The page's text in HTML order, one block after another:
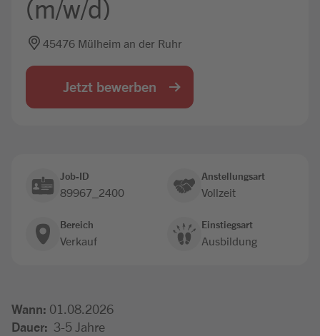
(m/w/d)
45476 Mülheim an der Ruhr
Jetzt bewerben
Job-ID
89967_2400
Anstellungsart
Vollzeit
Bereich
Verkauf
Einstiegsart
Ausbildung
Wann: 01.08.2026
Dauer: 3-5 Jahre